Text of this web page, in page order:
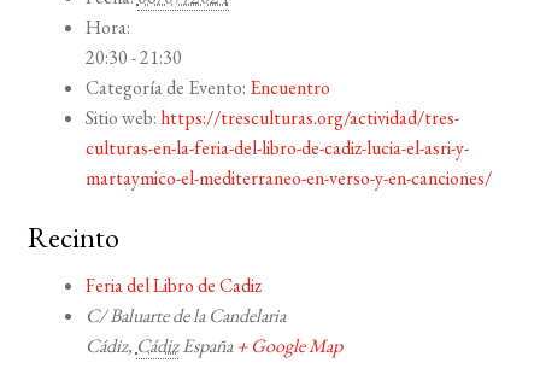
Hora:
20:30 - 21:30
Categoría de Evento: Encuentro
Sitio web: https://tresculturas.org/actividad/tres-
culturas-en-la-feria-del-libro-de-cadiz-lucia-el-asri-y-
martaymico-el-mediterraneo-en-verso-y-en-canciones/
Recinto
Feria del Libro de Cadiz
C/ Baluarte de la Candelaria
Cádiz,Cádiz España + Google Map